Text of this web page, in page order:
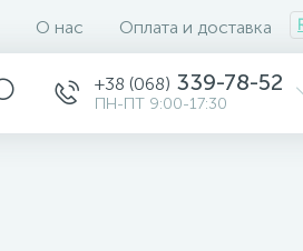
О нас Оплата и доставка
+38 (068) 339-78-52
ПН-ПТ 9:00-17:30